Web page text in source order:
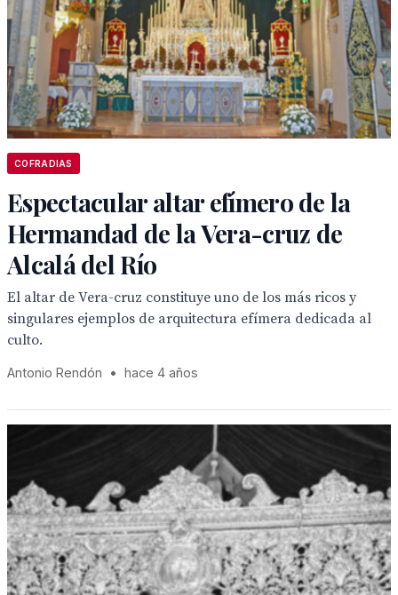
COFRADIAS
Espectacular altar efímero de la
Hermandad de la Vera-cruz de
Alcalá del Río
El altar de Vera-cruz constituye uno de los más ricos y
singulares ejemplos de arquitectura efímera dedicada al
culto.
Antonio Rendón • hace 4 años